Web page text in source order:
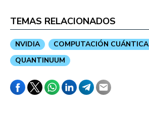
TEMAS RELACIONADOS
NVIDIA
COMPUTACIÓN CUÁNTICA
QUANTINUUM